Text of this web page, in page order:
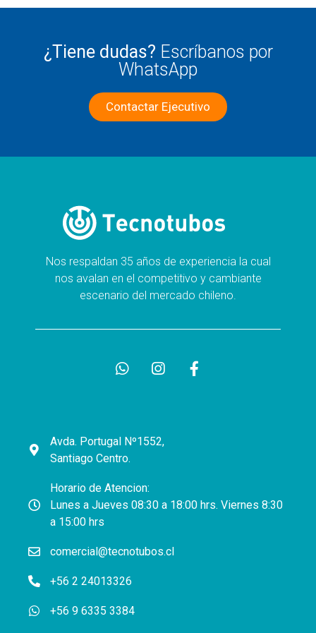
¿Tiene dudas? Escríbanos por
WhatsApp
Contactar Ejecutivo
Nos respaldan 35 años de experiencia la cual
nos avalan en el competitivo y cambiante
escenario del mercado chileno.
Avda. Portugal Nº1552,
Santiago Centro.
Horario de Atencion:
Lunes a Jueves 08:30 a 18:00 hrs. Viernes 8:30
a 15:00 hrs
comercial@tecnotubos.cl
+56 2 24013326
+56 9 6335 3384